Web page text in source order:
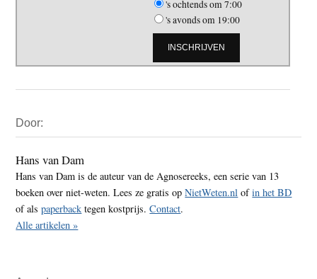
's ochtends om 7:00
's avonds om 19:00
Sidebar
Door:
Hans van Dam
Hans van Dam is de auteur van de Agnosereeks, een serie van 13
boeken over niet-weten. Lees ze gratis opNietWeten.nl ofin het BD
of alspaperback tegen kostprijs.Contact.
Alle artikelen »